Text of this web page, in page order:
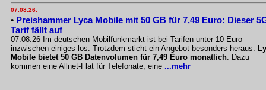
07.08.26:
• Preishammer Lyca Mobile mit 50 GB für 7,49 Euro: Dieser
Tarif fällt auf
07.08.26 Im deutschen Mobilfunkmarkt ist bei Tarifen unter 10 Euro
inzwischen einiges los. Trotzdem sticht ein Angebot besonders heraus:
Mobile bietet 50 GB Datenvolumen für 7,49 Euro monatlich. Dazu
kommen eine Allnet-Flat für Telefonate, eine ...mehr